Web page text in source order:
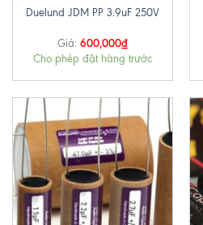
Duelund JDM PP 3.9uF 250V
Giá: 600,000₫
Cho phép đặt hàng trước